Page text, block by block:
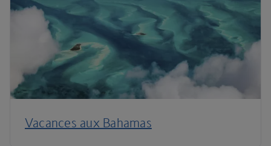
Vacances aux Bahamas